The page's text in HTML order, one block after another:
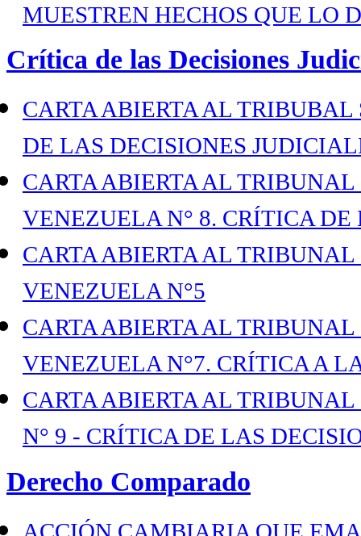
MUESTREN HECHOS QUE LO
Crítica de las Decisiones
CARTA ABIERTA AL
DE LAS DECISIONES
CARTA ABIERTA AL
VENEZUELA N° 8. CRÍTICA
CARTA ABIERTA AL
VENEZUELA N°5
CARTA ABIERTA AL
VENEZUELA N°7. CRÍTICA A
CARTA ABIERTA AL
N° 9 - CRÍTICA DE LAS
Derecho Comparado